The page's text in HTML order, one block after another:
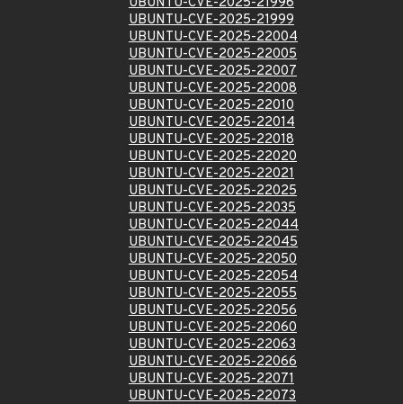
UBUNTU-CVE-2025-21999
UBUNTU-CVE-2025-22004
UBUNTU-CVE-2025-22005
UBUNTU-CVE-2025-22007
UBUNTU-CVE-2025-22008
UBUNTU-CVE-2025-22010
UBUNTU-CVE-2025-22014
UBUNTU-CVE-2025-22018
UBUNTU-CVE-2025-22020
UBUNTU-CVE-2025-22021
UBUNTU-CVE-2025-22025
UBUNTU-CVE-2025-22035
UBUNTU-CVE-2025-22044
UBUNTU-CVE-2025-22045
UBUNTU-CVE-2025-22050
UBUNTU-CVE-2025-22054
UBUNTU-CVE-2025-22055
UBUNTU-CVE-2025-22056
UBUNTU-CVE-2025-22060
UBUNTU-CVE-2025-22063
UBUNTU-CVE-2025-22066
UBUNTU-CVE-2025-22071
UBUNTU-CVE-2025-22073